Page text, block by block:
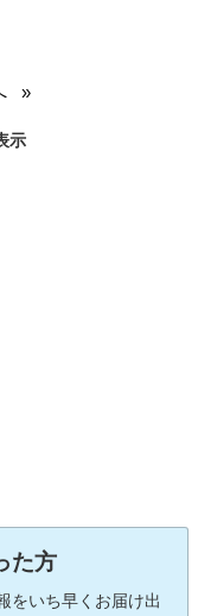
示
た方
をいち早くお届け出